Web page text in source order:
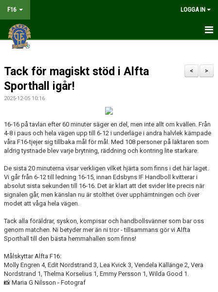
F16 LOGGA IN
HEM
NYHETER
MATCHER
TRUPPEN
DOKUMENT
KONTAKT
LIVESÄNDNING
TABELL
>
<
Tack för magiskt stöd i Alfta
Sporthall igår!
2025-12-05 10:16
16-16 på tavlan efter 60 minuter säger en del, men inte allt om kvällen. Från
4-8 i paus och hela vägen upp till 6-12 i underläge i andra halvlek kämpade
våra F16-tjejer sig tillbaka mål för mål. Med 108 personer på läktaren som
aldrig tystnade blev varje brytning, räddning och kontring lite starkare.
De sista 20 minuterna visar verkligen vilket hjärta som finns i det här laget.
Vi går från 6-12 till ledning 16-15, innan Edsbyns IF Handboll
kvitterar i
absolut sista sekunden till 16-16. Det är klart att det svider lite precis när
signalen går, men känslan nu är stolthet över upphämtningen och över
modet att våga hela vägen.
Tack alla föräldrar, syskon, kompisar och handbollsvänner som bar oss
genom matchen. Ni betyder mer än ni tror - tillsammans gör vi Alfta
Sporthall till den bästa hemmahallen som finns!
Målskyttar Alfta F16:
Molly Engren 4, Edit Nordstrand 3, Lea Kvick 3, Vendela Källänge 2, Vera
Nordstrand 1, Thelma Korselius 1, Emmy Persson 1, Wilda Good 1.
📸 Maria G Nilsson - Fotograf